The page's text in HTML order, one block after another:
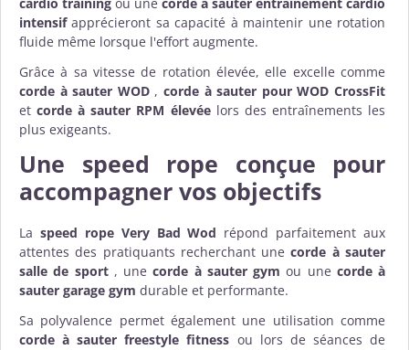
intensifapprécieront sa capacité à maintenir une rotation
fluide même lorsque l'effort augmente.
Grâce à sa vitesse de rotation élevée, elle excelle comme
corde à sauter WOD,corde à sauter pour WOD CrossFit
etcorde à sauter RPM élevéelors des entraînements les
plus exigeants.
Une speed rope conçue pour
accompagner vos objectifs
La speed rope Very Bad Wod répond parfaitement aux
attentes des pratiquants recherchant unecorde à sauter
salle de sport, unecorde à sauter gym ou une corde à
sauter garage gym durable et performante.
Sa polyvalence permet également une utilisation comme
corde à sauter freestyle fitness ou lors de séances de